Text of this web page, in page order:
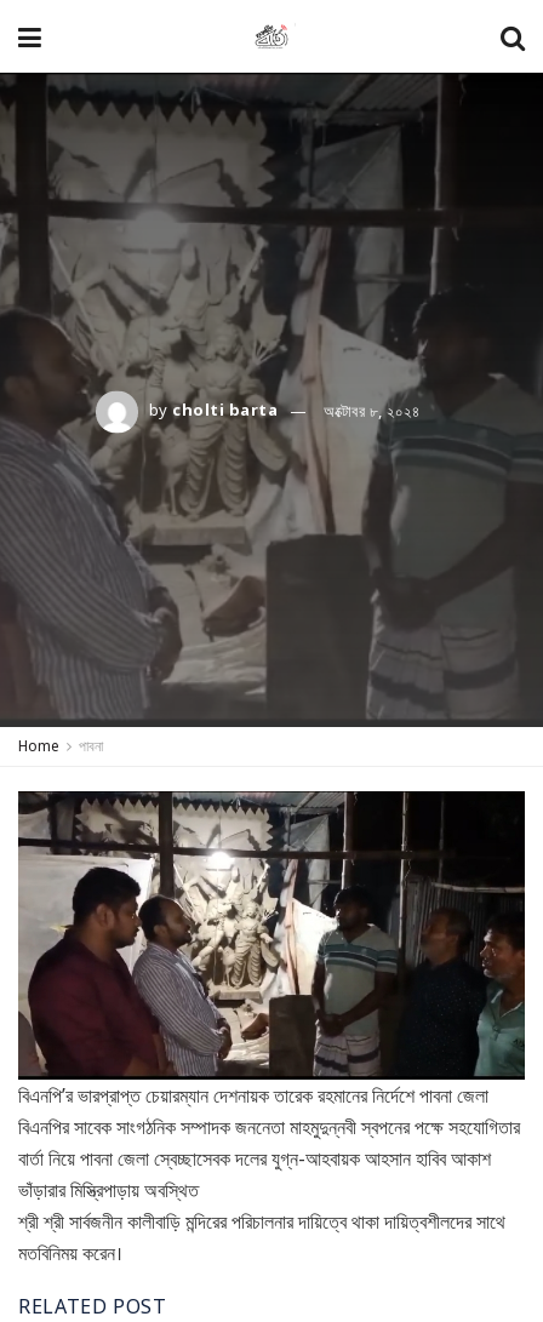
by cholti barta অক্টোবর ৮, ২০২৪
Home পাবনা
বিএনপি’র ভারপ্রাপ্ত চেয়ারম্যান দেশনায়ক তারেক রহমানের নির্দেশে পাবনা জেলা
বিএনপির সাবেক সাংগঠনিক সম্পাদক জননেতা মাহমুদুন্নবী স্বপনের পক্ষে সহযোগিতার
বার্তা নিয়ে পাবনা জেলা স্বেচ্ছাসেবক দলের যুগ্ন-আহবায়ক আহসান হাবিব আকাশ
ভাঁড়ারার মিস্ত্রিপাড়ায় অবস্থিত
শ্রী শ্রী সার্বজনীন কালীবাড়ি মন্দিরের পরিচালনার দায়িত্বে থাকা দায়িত্বশীলদের সাথে
মতবিনিময় করেন।
RELATED POST